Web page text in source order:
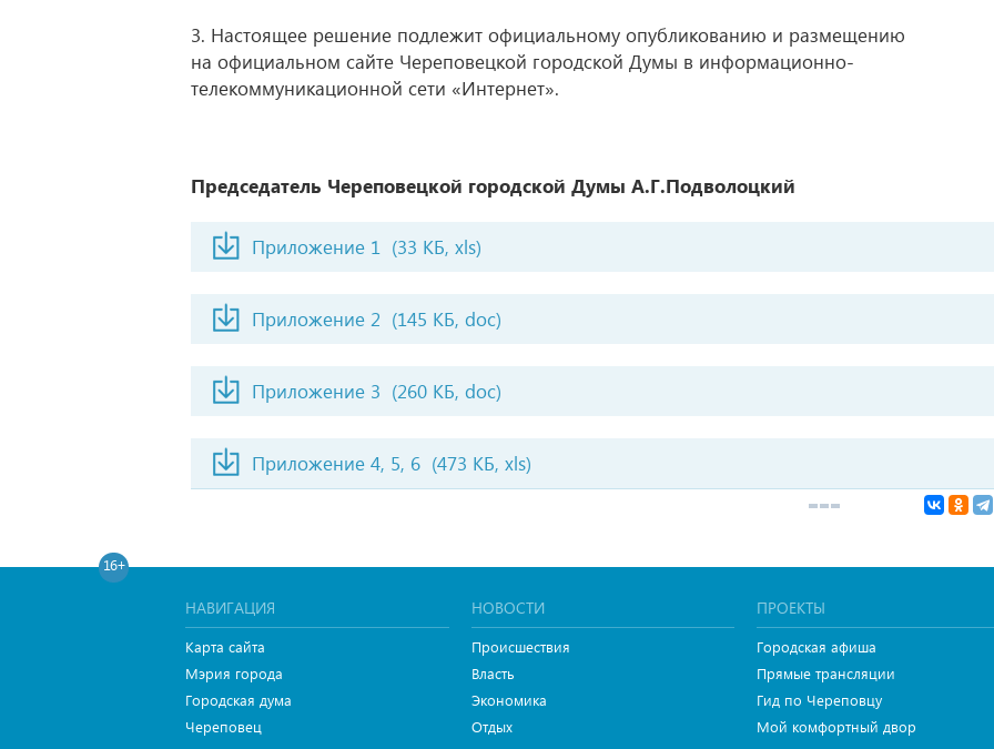
3. Настоящее решение подлежит официальному опубликованию и размещению
на официальном сайте Череповецкой городской Думы в информационно-
телекоммуникационной сети «Интернет».
Председатель Череповецкой городской Думы А.Г.Подволоцкий
Приложение 1 (33 КБ, xls)
Приложение 2 (145 КБ, doc)
Приложение 3 (260 КБ, doc)
Приложение 4, 5, 6 (473 КБ, xls)
16+
НАВИГАЦИЯ
Карта сайта
Мэрия города
Городская дума
Череповец
НОВОСТИ
Происшествия
Власть
Экономика
Отдых
ПРОЕКТЫ
Городская афиша
Прямые трансляции
Гид по Череповцу
Мой комфортный двор